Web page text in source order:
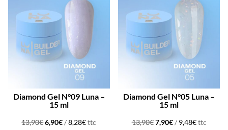
Diamond Gel N°09 Luna –
15 ml
13,90€Le
6,90€Le
/8,28€ttc
Diamond Gel N°05 Luna –
15 ml
13,90€Le
7,90€Le
/ 9,48€ttc